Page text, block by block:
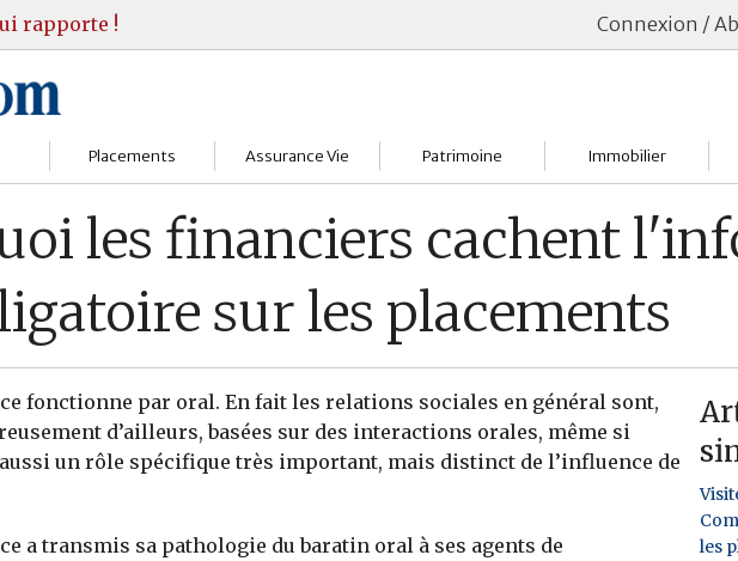
rapporte ! Connexion /
Placements
Fonds d’investissments
Assurance vie
Livrets
Immobilier
Divers
Assurance Vie
Choisir
Comprendre
Contrats
Gérer
Patrimoine
Bilan Patrimoine
Conseil Gestion
Objectifs & stratégie
Retraite
Transmission
Immobilier
Charges
Acheter
Investir
Location
Tendances
les financiers cachent
sur les placements
fonctionne par oral. En fait les relations sociales en général sont,
d’ailleurs, basées sur des interactions orales, même si
un rôle spécifique très important, mais distinct de l’influence de
a transmis sa pathologie du baratin oral à ses agents de
les